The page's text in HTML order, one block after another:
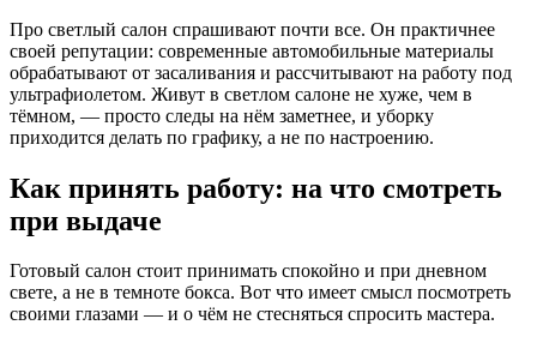
Про светлый салон спрашивают почти все. Он практичнее
своей репутации: современные автомобильные материалы
обрабатывают от засаливания и рассчитывают на работу под
ультрафиолетом. Живут в светлом салоне не хуже, чем в
тёмном, — просто следы на нём заметнее, и уборку
приходится делать по графику, а не по настроению.
Как принять работу: на что смотреть
при выдаче
Готовый салон стоит принимать спокойно и при дневном
свете, а не в темноте бокса. Вот что имеет смысл посмотреть
своими глазами — и о чём не стесняться спросить мастера.